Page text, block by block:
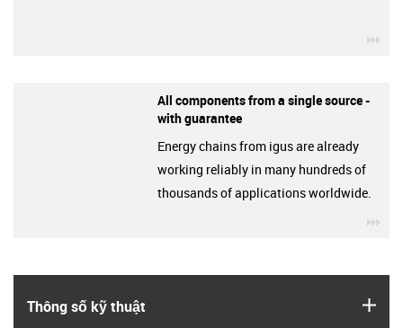
Thông số kỹ thuật
All components from a single source -
with guarantee
Energy chains from igus are already
working reliably in many hundreds of
thousands of applications worldwide.